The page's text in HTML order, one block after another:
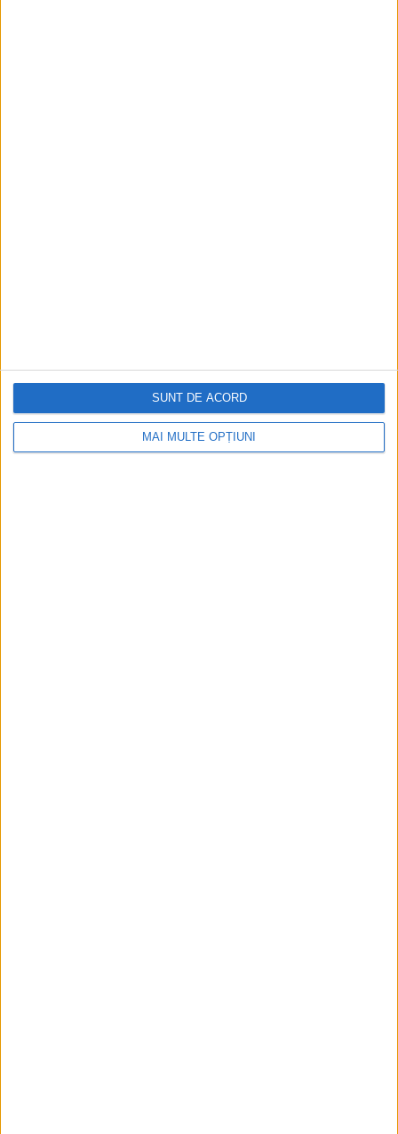
MAI MULTE OPȚIUNI
SUNT DE ACORD
CELE MAI VIZITATE